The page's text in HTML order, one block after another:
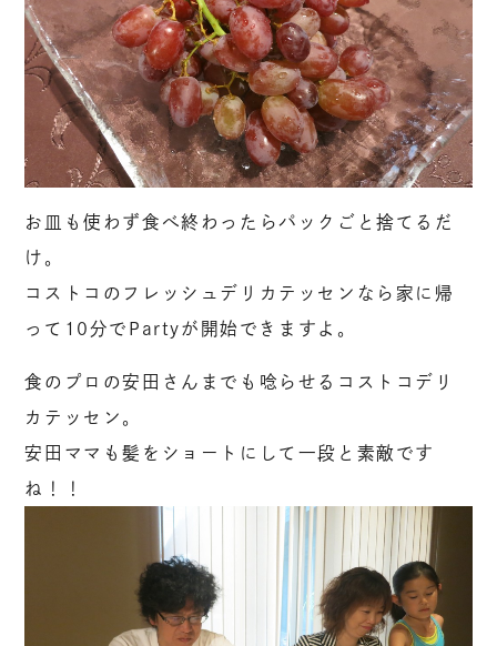
お皿も使わず食べ終わったらパックごと捨てるだ
け。
コストコのフレッシュデリカテッセンなら家に帰
って10分でPartyが開始できますよ。
食のプロの安田さんまでも唸らせるコストコデリ
カテッセン。
安田ママも髪をショートにして一段と素敵です
ね！！